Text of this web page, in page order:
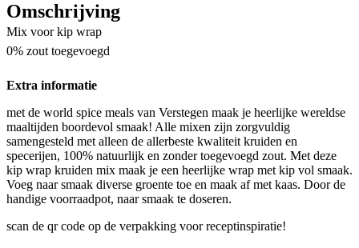
Omschrijving
Mix voor kip wrap
0% zout toegevoegd
Extra informatie
met de world spice meals van Verstegen maak je heerlijke wereldse
maaltijden boordevol smaak! Alle mixen zijn zorgvuldig
samengesteld met alleen de allerbeste kwaliteit kruiden en
specerijen, 100% natuurlijk en zonder toegevoegd zout. Met deze
kip wrap kruiden mix maak je een heerlijke wrap met kip vol smaak.
Voeg naar smaak diverse groente toe en maak af met kaas. Door de
handige voorraadpot, naar smaak te doseren.
scan de qr code op de verpakking voor receptinspiratie!